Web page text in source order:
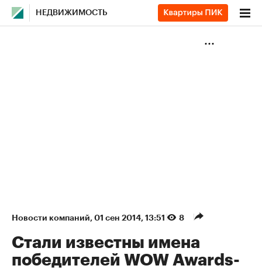
НЕДВИЖИМОСТЬ
Новости компаний⁠, 01 сен 2014, 13:51 8
Стали известны имена
победителей WOW Awards-